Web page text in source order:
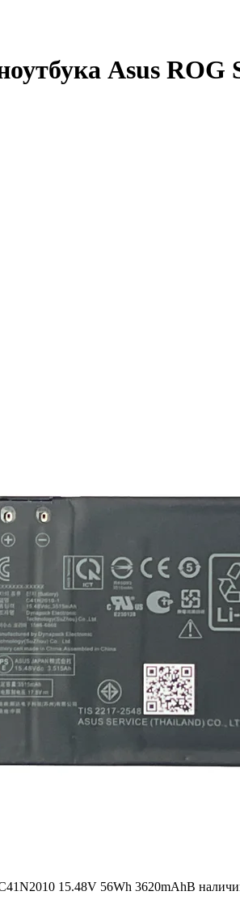
Asus ROG
15.48V 56Wh 3620mAhВ